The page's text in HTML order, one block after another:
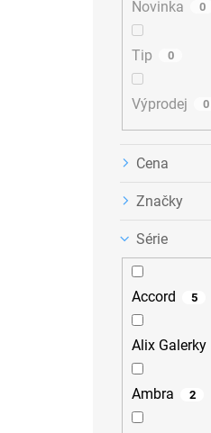
Novinka 0
Tip 0
Výprodej 0
Cena
Značky
Série
Accord 5
Alix Galerky
Ambra 2